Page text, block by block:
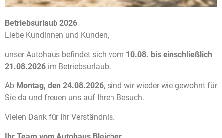
persönliche Ansprechpartner
regionale Verantwortung
menschlicher Nähe. Beides gehört zusammen.
SICHERHEIT ALS TEIL UNSERER
ZUKUNFT
Betriebsurlaub 2026
Liebe Kundinnen und Kunden,
unser Autohaus befindet sich vom 10.08. bis einschließlich
21.08.2026 im Betriebsurlaub.
Ab Montag, den 24.08.2026, sind wir wieder wie gewohnt für
Sie da und freuen uns auf Ihren Besuch.
Vielen Dank für Ihr Verständnis.